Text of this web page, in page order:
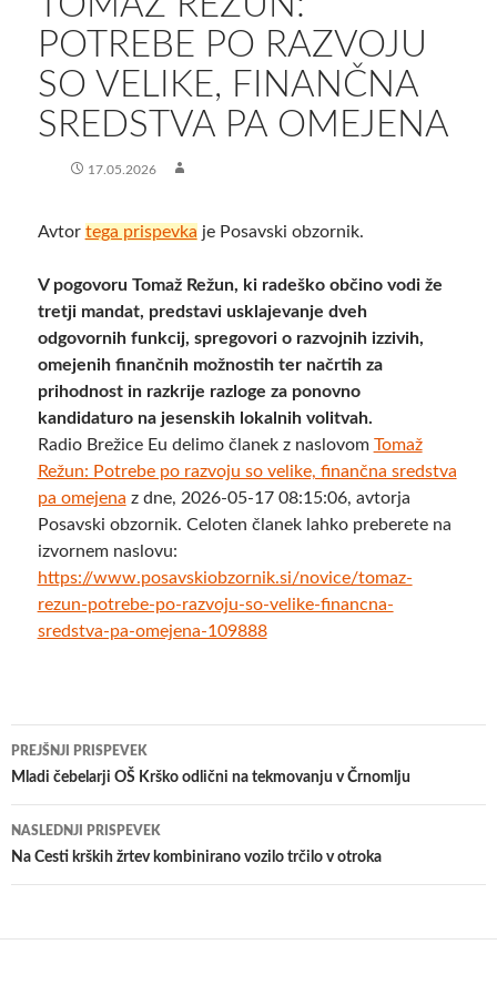
POTREBE PO RAZVOJU
SO VELIKE, FINANČNA
SREDSTVA PA OMEJENA
17.05.2026
Avtor tega prispevka je Posavski obzornik.
V pogovoru Tomaž Režun, ki radeško občino vodi že
tretji mandat, predstavi usklajevanje dveh
odgovornih funkcij, spregovori o razvojnih izzivih,
omejenih finančnih možnostih ter načrtih za
prihodnost in razkrije razloge za ponovno
kandidaturo na jesenskih lokalnih volitvah.
Radio Brežice Eu delimo članek z naslovom Tomaž
Režun: Potrebe po razvoju so velike, finančna sredstva
pa omejena z dne, 2026-05-17 08:15:06, avtorja
Posavski obzornik. Celoten članek lahko preberete na
izvornem naslovu:
https://www.posavskiobzornik.si/novice/tomaz-
rezun-potrebe-po-razvoju-so-velike-financna-
sredstva-pa-omejena-109888
Krmarjenje
po
prispevkih
PREJŠNJI PRISPEVEK
Mladi čebelarji OŠ Krško odlični na tekmovanju v Črnomlju
NASLEDNJI PRISPEVEK
Na Cesti krških žrtev kombinirano vozilo trčilo v otroka